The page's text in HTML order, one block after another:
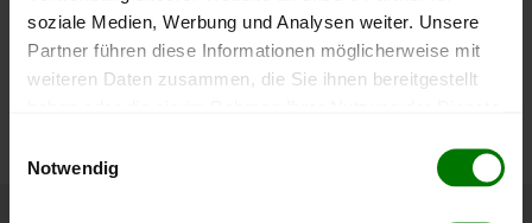
soziale Medien, Werbung und Analysen weiter. Unsere
Partner führen diese Informationen möglicherweise mit
weiteren Daten zusammen, die Sie ihnen bereitgestellt
Notwendig
lose Ware Sackware
Die aktuelle Preisentwicklung für Holzpellets in Deutschland
können Sie jederzeit auf unsererPelletspreise-Seite